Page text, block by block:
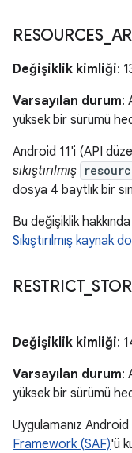
RESOURCES_
Değişiklik kimliği:
Varsayılan durum:
yüksek bir sürümü
Android 11'i (API
sıkıştırılmış
dosya 4 baytlık bir
Bu değişiklik
Sıkıştırılmış kaynak
RESTRICT_
Değişiklik kimliği:
Varsayılan durum:
yüksek bir sürümü
Uygulamanız
Framework (SAF)'ü